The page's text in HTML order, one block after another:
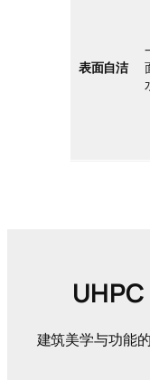
表面自洁
建筑美学与功能